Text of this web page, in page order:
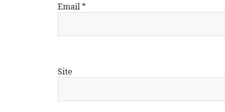
Email *
Site